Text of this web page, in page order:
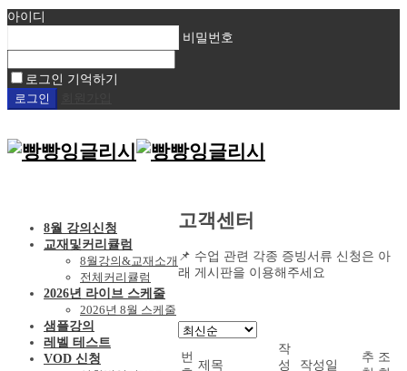
아이디
비밀번호
로그인 기억하기
8월 강의신청
교재및커리큘럼
8월강의&교재소개
전체커리큘럼
2026년 라이브 스케줄
2026년 8월 스케줄
샘플강의
레벨 테스트
VOD 신청
고객센터
📌 수업 관련 각종 증빙서류 신청은 아
래 게시판을 이용해주세요
번
제목
작
성
작성일
추 조